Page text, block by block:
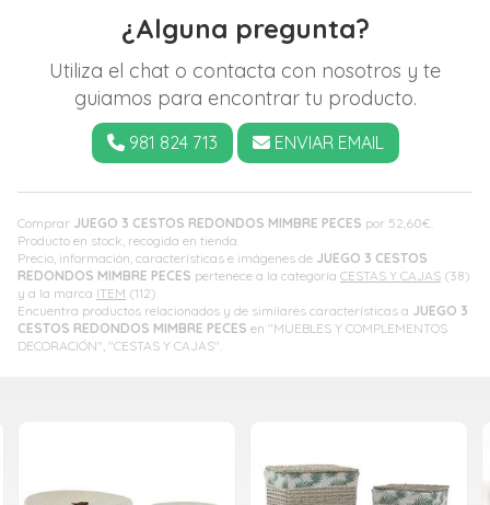
Comprar JUEGO 3 CESTOS REDONDOS MIMBRE PECES por 52,60€
Producto en stock, recogida en tienda.
Precio, información, características e imágenes de JUEGO 3 CESTOS
REDONDOS MIMBRE PECES pertenece a la categoría CESTAS Y CAJAS (38)
y a la marca ITEM (112).
Encuentra productos relacionados y de similares características a JUEGO 3
CESTOS REDONDOS MIMBRE PECES en "MUEBLES Y COMPLEMENTOS
DECORACIÓN", "CESTAS Y CAJAS".
¿Alguna pregunta?
Utiliza el chat o contacta con nosotros y te
guiamos para encontrar tu producto.
981 824 713 ENVIAR EMAIL